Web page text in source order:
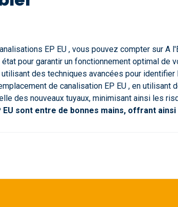
EP EU , vous pouvez compter sur
pour garantir un fonctionnement optimal
des techniques avancées pour
de canalisation EP EU , en utilisant
des nouveaux tuyaux, minimisant ainsi les
sont entre de bonnes mains, offrant